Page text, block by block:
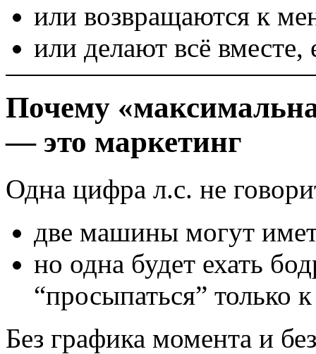
или возвращаются к
или делают всё
Почему
— это маркетинг
Одна цифра л.с. не
две машины могут
но одна будет ехать
“просыпаться” только
Без графика момента и